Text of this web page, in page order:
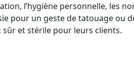
l’hygiène personnelle, les
pour un geste de tatouage ou
et stérile pour leurs clients.